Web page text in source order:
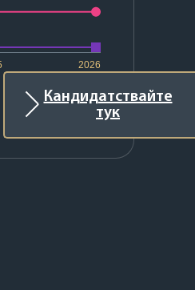
Кандидатствайте
тук
2026